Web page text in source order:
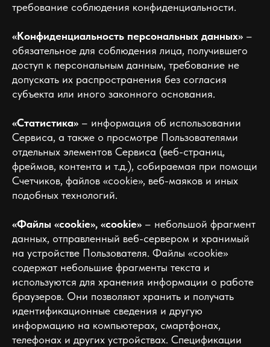
требование соблюдения конфиденциальности.
«Конфиденциальность персональных данных» –
обязательное для соблюдения лица, получившего
доступ к персональным данным, требование не
допускать их распространения без согласия
субъекта или иного законного основания.
«Статистика» – информация об использовании
Сервиса, а также о просмотре Пользователями
отдельных элементов Сервиса (веб-страниц,
фреймов, контента и т.д.), собираемая при помощи
Счетчиков, файлов «cookie», веб-маяков и иных
подобных технологий.
«Файлы «cookie», «cookie» – небольшой фрагмент
данных, отправленный веб-сервером и хранимый
на устройстве Пользователя. Файлы «cookie»
содержат небольшие фрагменты текста и
используются для хранения информации о работе
браузеров. Они позволяют хранить и получать
идентификационные сведения и другую
информацию на компьютерах, смартфонах,
телефонах и других устройствах. Спецификации